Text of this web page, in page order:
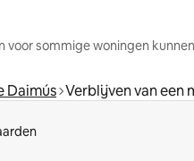
voor sommige woningen
Daimús Verblijven van een